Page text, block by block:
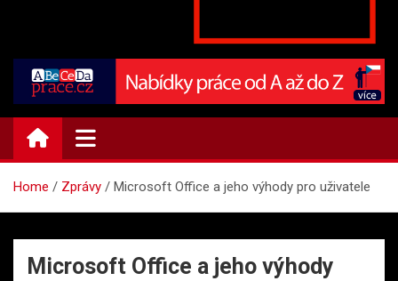
i-PORTAL.CZ | Zprávy
Informační portál
Home Zprávy Microsoft Office a jeho výhody pro uživatele
Microsoft Office a jeho výhody